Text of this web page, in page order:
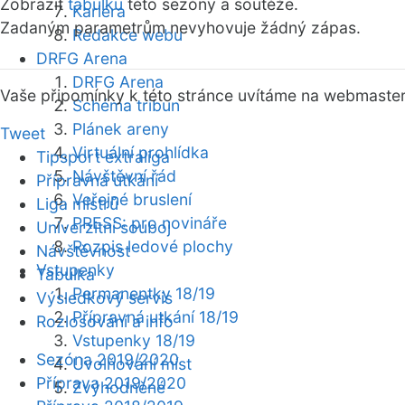
Kariéra
Redakce webu
DRFG Arena
DRFG Arena
Schéma tribun
Plánek areny
Virtuální prohlídka
Návštěvní řád
Veřejné bruslení
PRESS: pro novináře
Rozpis ledové plochy
Vstupenky
Permanentky 18/19
Přípravná utkání 18/19
Vstupenky 18/19
Uvolňování míst
Zvýhodněné
Zobrazit tabulku této sezóny a soutěže.
Zadaným parametrům nevyhovuje žádný zápas.
Vaše připomínky k této stránce uvítáme na webmaster
Tweet
Tipsport extraliga
Přípravná utkání
Liga mistrů
Univerzitní souboj
Návštěvnost
Tabulka
Výsledkový servis
Rozlosování a info
Sezóna 2019/2020
Příprava 2019/2020